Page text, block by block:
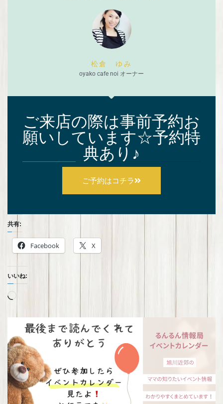
松倉 ゆみ
oyako cafe noi オーナー
ご来店の際は事前予約お
願いしています☆予約特
典あり♪
ご予約はコチラ
共有:
Facebook X
いいね: